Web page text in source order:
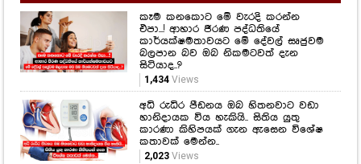
කෑම කනකොට මේ වැරදි කරන්න
එපා...! ආහාර ජීරණ පද්ධතියේ
කාර්යක්ෂමතාවයට මේ දේවල් සෘජුවම
බලපාන බව ඔබ නිකමටවත් දැන
සිටියාද..?
1,434Views
අධි රුධිර පීඩනය ඔබ හිතනවාට වඩා
හානිදායක විය හැකියි.. සිතිය යුතු
කාරණා කිහිපයක් ගැන ඇසෙන විශේෂ
කතාවක් මෙන්න..
2,023Views